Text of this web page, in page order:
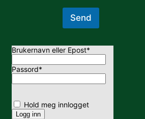
Brukernavn eller Epost*
Passord*
Hold meg innlogget
Send